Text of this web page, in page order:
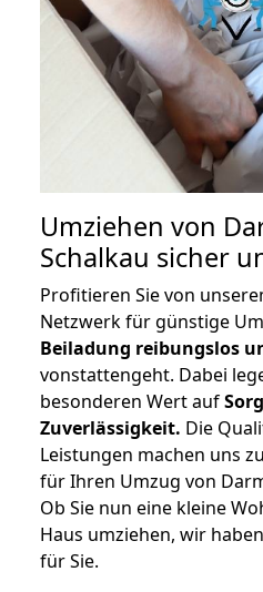
Umziehen von
Schalkau sicher
Profitieren Sie von
Netzwerk für günstige
Beiladung reibungslos
vonstattengeht. Dabei
besonderen Wert auf
Zuverlässigkeit. Die
Leistungen machen uns
für Ihren Umzug von
Ob Sie nun eine kleine
Haus umziehen, wir
für Sie.